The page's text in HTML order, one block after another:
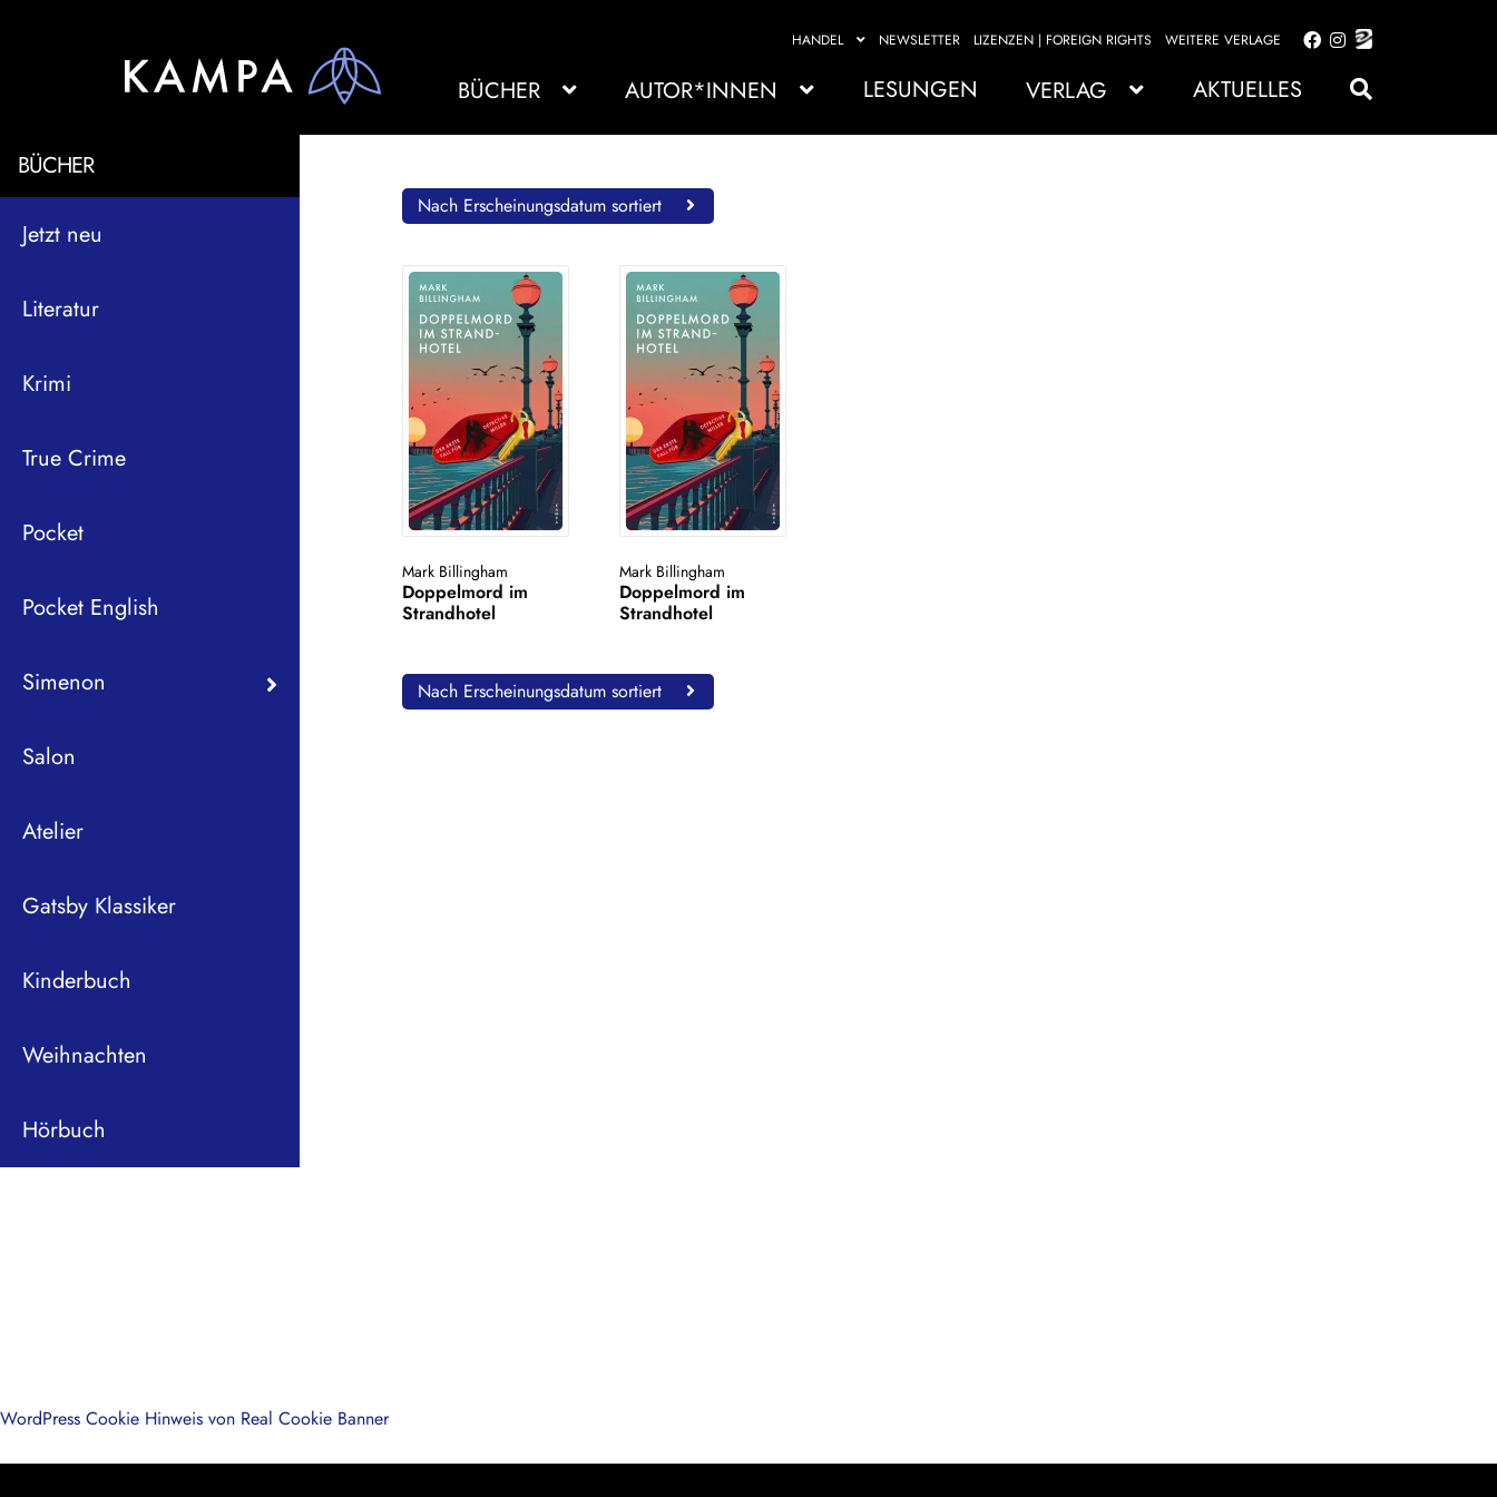
HANDEL NEWSLETTER LIZENZEN | FOREIGN RIGHTS WEITERE VERLAGE
Zur
springen
Zum
springen
BÜCHER AUTOR*INNEN LESUNGEN VERLAG AKTUELLES
BÜCHER
Jetzt neu
Literatur
Krimi
True Crime
Pocket
Pocket English
Simenon
Salon
Atelier
Gatsby Klassiker
Kinderbuch
Weihnachten
Hörbuch
Nach Erscheinungsdatum sortiert
Mark Billingham
Doppelmord im
Strandhotel
Mark Billingham
Doppelmord im
Strandhotel
Nach Erscheinungsdatum sortiert
WordPress Cookie Hinweis von Real Cookie Banner